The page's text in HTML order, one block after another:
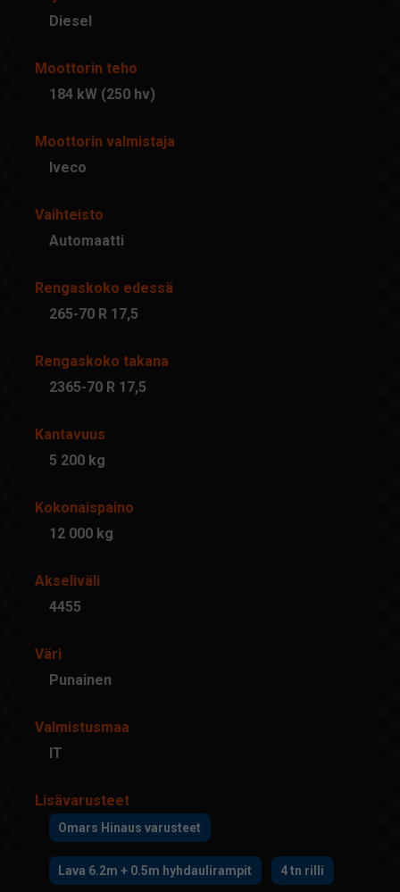
Diesel
Moottorin teho
184 kW (250 hv)
Moottorin valmistaja
Iveco
Vaihteisto
Automaatti
Rengaskoko edessä
265-70 R 17,5
Rengaskoko takana
2365-70 R 17,5
Kantavuus
5 200 kg
Kokonaispaino
12 000 kg
Akseliväli
4455
Väri
Punainen
Valmistusmaa
IT
Lisävarusteet
Omars Hinaus varusteet
Lava 6.2m + 0.5m hyhdaulirampit 4 tn rilli